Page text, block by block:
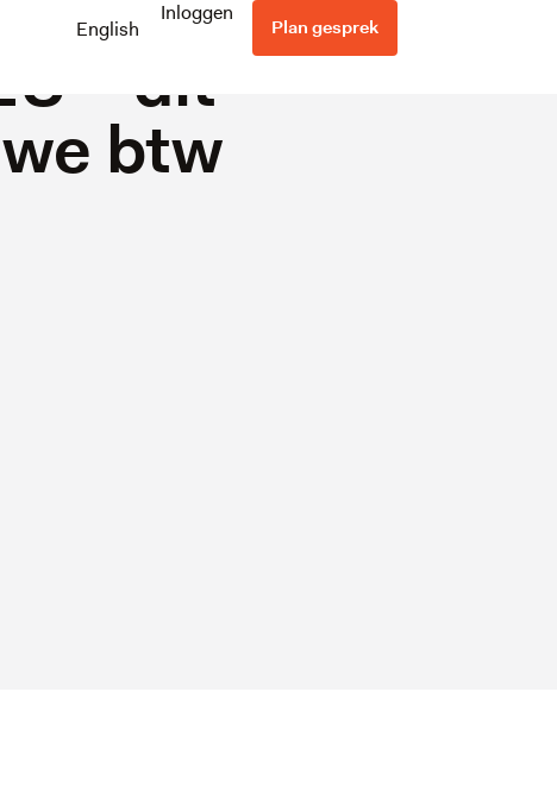
English
Inloggen
Plan gesprek
– dit
btw